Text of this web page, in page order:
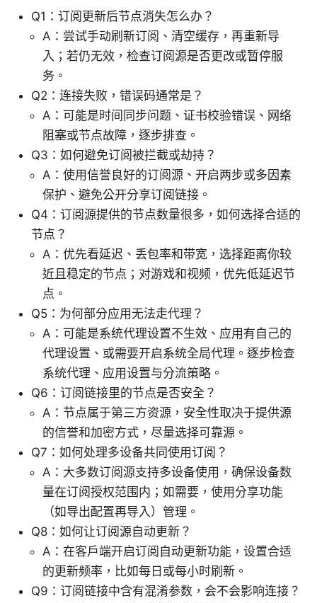
Q1：订阅更新后节点消失怎么办？
A：尝试手动刷新订阅、清空缓存，再重新导
入；若仍无效，检查订阅源是否更改或暂停服
务。
Q2：连接失败，错误码通常是？
A：可能是时间同步问题、证书校验错误、网络
阻塞或节点故障，逐步排查。
Q3：如何避免订阅被拦截或劫持？
A：使用信誉良好的订阅源、开启两步或多因素
保护、避免公开分享订阅链接。
Q4：订阅源提供的节点数量很多，如何选择合适的
节点？
A：优先看延迟、丢包率和带宽，选择距离你较
近且稳定的节点；对游戏和视频，优先低延迟节
点。
Q5：为何部分应用无法走代理？
A：可能是系统代理设置不生效、应用有自己的
代理设置、或需要开启系统全局代理。逐步检查
系统代理、应用设置与分流策略。
Q6：订阅链接里的节点是否安全？
A：节点属于第三方资源，安全性取决于提供源
的信誉和加密方式，尽量选择可靠源。
Q7：如何处理多设备共同使用订阅？
A：大多数订阅源支持多设备使用，确保设备数
量在订阅授权范围内；如需要，使用分享功能
（如导出配置再导入）管理。
Q8：如何让订阅源自动更新？
A：在客户端开启订阅自动更新功能，设置合适
的更新频率，比如每日或每小时刷新。
Q9：订阅链接中含有混淆参数，会不会影响连接？